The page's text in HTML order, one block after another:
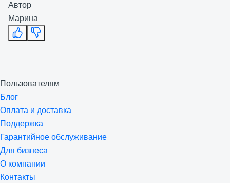
Автор
Марина
Пользователям
Блог
Оплата и доставка
Поддержка
Гарантийное обслуживание
Для бизнеса
О компании
Контакты